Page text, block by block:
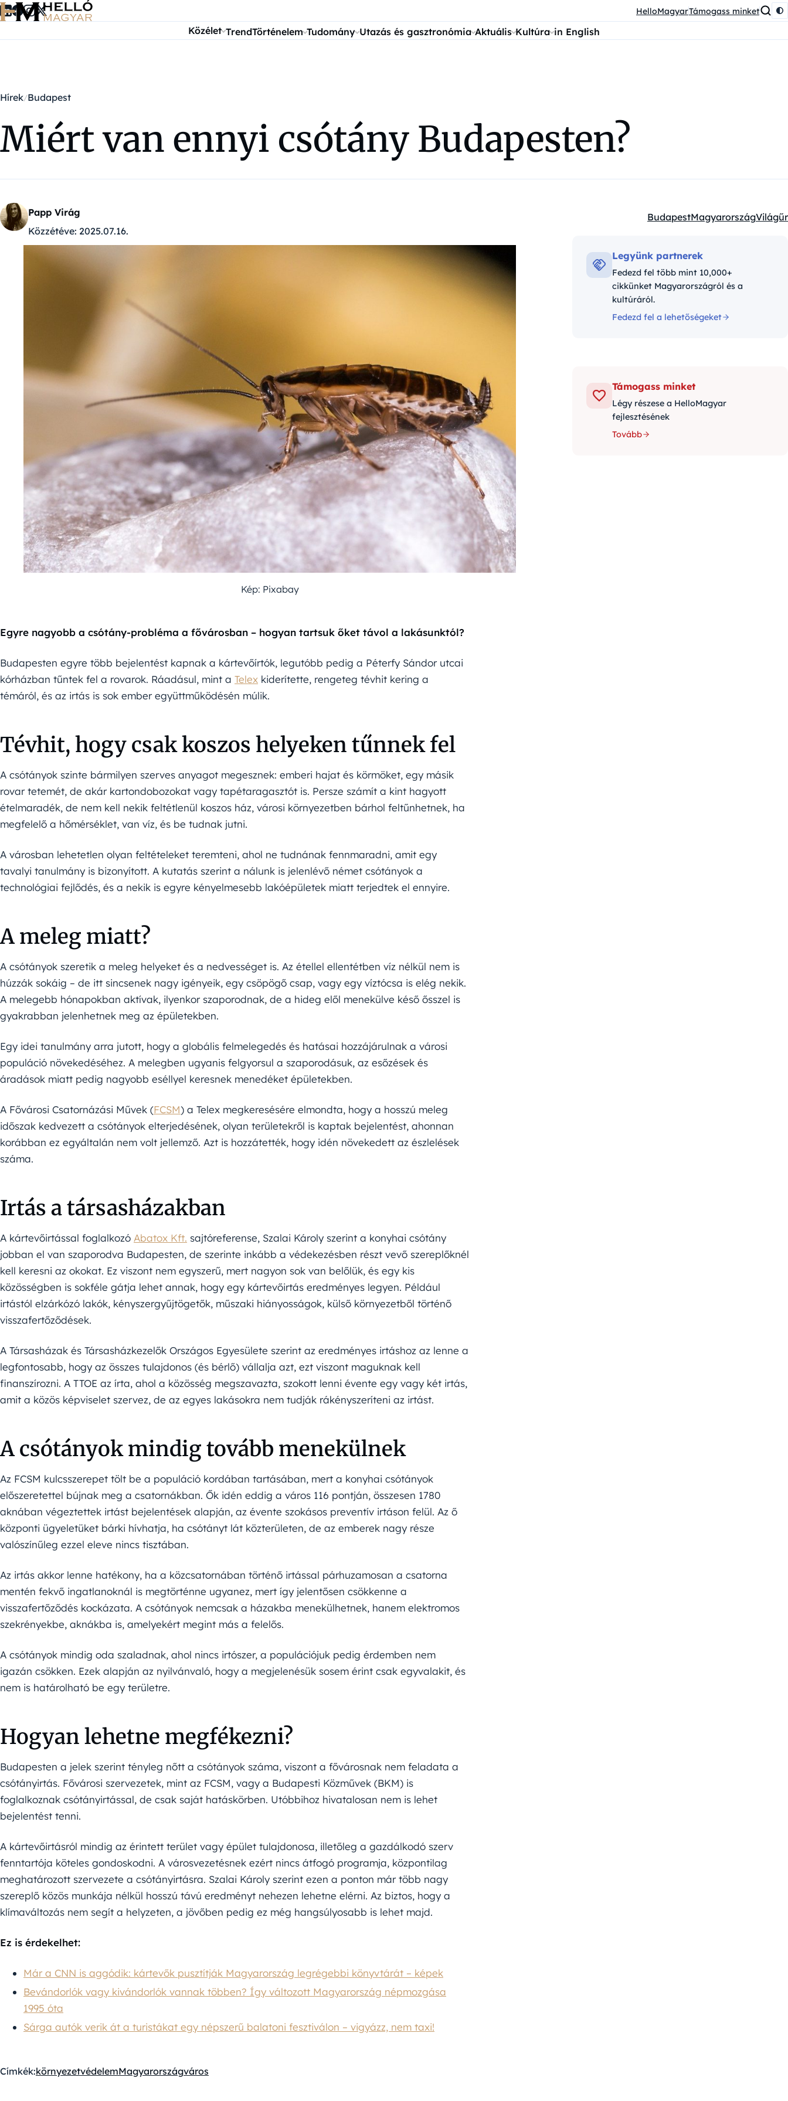
Ugrás a tartalomra HelloMagyarTámogass minket
Közélet TrendTörténelem Tudomány Utazás és gasztronómia Aktuális Kultúra in English
Hírek Budapest
Miért van ennyi csótány Budapesten?
Papp Virág
Közzétéve: 2025.07.16.
Kategóriák:
BudapestMagyarországVilágűr
Kép: Pixabay
Egyre nagyobb a csótány-probléma a fővárosban – hogyan tartsuk őket távol a lakásunktól?
Budapesten egyre több bejelentést kapnak a kártevőírtók, legutóbb pedig a Péterfy Sándor utcai
kórházban tűntek fel a rovarok. Ráadásul, mint a Telex kiderítette, rengeteg tévhit kering a
témáról, és az irtás is sok ember együttműködésén múlik.
Tévhit, hogy csak koszos helyeken tűnnek fel
A csótányok szinte bármilyen szerves anyagot megesznek: emberi hajat és körmöket, egy másik
rovar tetemét, de akár kartondobozokat vagy tapétaragasztót is. Persze számít a kint hagyott
ételmaradék, de nem kell nekik feltétlenül koszos ház, városi környezetben bárhol feltűnhetnek, ha
megfelelő a hőmérséklet, van víz, és be tudnak jutni.
A városban lehetetlen olyan feltételeket teremteni, ahol ne tudnának fennmaradni, amit egy
tavalyi tanulmány is bizonyított. A kutatás szerint a nálunk is jelenlévő német csótányok a
technológiai fejlődés, és a nekik is egyre kényelmesebb lakóépületek miatt terjedtek el ennyire.
A meleg miatt?
A csótányok szeretik a meleg helyeket és a nedvességet is. Az étellel ellentétben víz nélkül nem is
húzzák sokáig – de itt sincsenek nagy igényeik, egy csöpögő csap, vagy egy víztócsa is elég nekik.
A melegebb hónapokban aktívak, ilyenkor szaporodnak, de a hideg elől menekülve késő ősszel is
gyakrabban jelenhetnek meg az épületekben.
Egy idei tanulmány arra jutott, hogy a globális felmelegedés és hatásai hozzájárulnak a városi
populáció növekedéséhez. A melegben ugyanis felgyorsul a szaporodásuk, az esőzések és
áradások miatt pedig nagyobb eséllyel keresnek menedéket épületekben.
A Fővárosi Csatornázási Művek (FCSM) a Telex megkeresésére elmondta, hogy a hosszú meleg
időszak kedvezett a csótányok elterjedésének, olyan területekről is kaptak bejelentést, ahonnan
korábban ez egyáltalán nem volt jellemző. Azt is hozzátették, hogy idén növekedett az észlelések
száma.
Irtás a társasházakban
A kártevőirtással foglalkozó Abatox Kft. sajtóreferense, Szalai Károly szerint a konyhai csótány
jobban el van szaporodva Budapesten, de szerinte inkább a védekezésben részt vevő szereplőknél
kell keresni az okokat. Ez viszont nem egyszerű, mert nagyon sok van belőlük, és egy kis
közösségben is sokféle gátja lehet annak, hogy egy kártevőirtás eredményes legyen. Például
irtástól elzárkózó lakók, kényszergyűjtögetők, műszaki hiányosságok, külső környezetből történő
visszafertőződések.
A Társasházak és Társasházkezelők Országos Egyesülete szerint az eredményes irtáshoz az lenne a
legfontosabb, hogy az összes tulajdonos (és bérlő) vállalja azt, ezt viszont maguknak kell
finanszírozni. A TTOE az írta, ahol a közösség megszavazta, szokott lenni évente egy vagy két irtás,
amit a közös képviselet szervez, de az egyes lakásokra nem tudják rákényszeríteni az irtást.
A csótányok mindig tovább menekülnek
Az FCSM kulcsszerepet tölt be a populáció kordában tartásában, mert a konyhai csótányok
előszeretettel bújnak meg a csatornákban. Ők idén eddig a város 116 pontján, összesen 1780
aknában végeztettek irtást bejelentések alapján, az évente szokásos preventív irtáson felül. Az ő
központi ügyeletüket bárki hívhatja, ha csótányt lát közterületen, de az emberek nagy része
valószínűleg ezzel eleve nincs tisztában.
Az irtás akkor lenne hatékony, ha a közcsatornában történő irtással párhuzamosan a csatorna
mentén fekvő ingatlanoknál is megtörténne ugyanez, mert így jelentősen csökkenne a
visszafertőződés kockázata. A csótányok nemcsak a házakba menekülhetnek, hanem elektromos
szekrényekbe, aknákba is, amelyekért megint más a felelős.
A csótányok mindig oda szaladnak, ahol nincs irtószer, a populációjuk pedig érdemben nem
igazán csökken. Ezek alapján az nyilvánvaló, hogy a megjelenésük sosem érint csak egyvalakit, és
nem is határolható be egy területre.
Hogyan lehetne megfékezni?
Budapesten a jelek szerint tényleg nőtt a csótányok száma, viszont a fővárosnak nem feladata a
csótányirtás. Fővárosi szervezetek, mint az FCSM, vagy a Budapesti Közművek (BKM) is
foglalkoznak csótányirtással, de csak saját hatáskörben. Utóbbihoz hivatalosan nem is lehet
bejelentést tenni.
A kártevőirtásról mindig az érintett terület vagy épület tulajdonosa, illetőleg a gazdálkodó szerv
fenntartója köteles gondoskodni. A városvezetésnek ezért nincs átfogó programja, központilag
meghatározott szervezete a csótányirtásra. Szalai Károly szerint ezen a ponton már több nagy
szereplő közös munkája nélkül hosszú távú eredményt nehezen lehetne elérni. Az biztos, hogy a
klímaváltozás nem segít a helyzeten, a jövőben pedig ez még hangsúlyosabb is lehet majd.
Ez is érdekelhet:
Már a CNN is aggódik: kártevők pusztítják Magyarország legrégebbi könyvtárát – képek
Bevándorlók vagy kivándorlók vannak többen? Így változott Magyarország népmozgása
1995 óta
Sárga autók verik át a turistákat egy népszerű balatoni fesztiválon – vigyázz, nem taxi!
Címkék:környezetvédelemMagyarországváros
Legyünk partnerek
Fedezd fel több mint 10,000+
cikkünket Magyarországról és a
kultúráról.
Fedezd fel a lehetőségeket
Támogass minket
Légy részese a HelloMagyar
fejlesztésének
Tovább